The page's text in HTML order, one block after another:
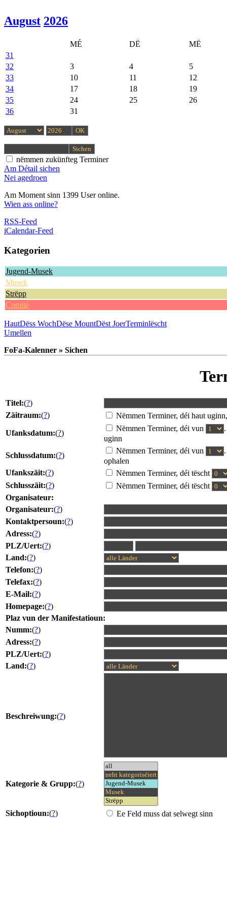
August 2026
MÉ DË
MË
31
32
3 4
5
33
10 11
12
34
17 18
19
35
24 25
26
36
31
nëmmen zukünfteg Terminer
Am Détail sichen
Nei agedroen
Am Moment sinn 1399 User online.
Wien ass online?
RSS-Feed
iCalendar-Feed
Kategorien
Jugend-Musek
Musek
Strëpp
Comité
HautDëss WochDëse MountDëst JoerTerminlëscht
Umellen
FoFa-Kalenner » Sichen
Titel:(?)
Zäitraum:(?)
Nëmmen Terminer, déi haut
Ufanksdatum:(?)
Nëmmen Terminer, déi vun
uginn
Schlussdatum:(?)
Nëmmen Terminer, déi vun
ophalen
Ufankszäit:(?)
Nëmmen Terminer, déi tëscht
Schlusszäit:(?)
Nëmmen Terminer, déi tëscht
Organisateur:
Organisateur:(?)
Kontaktpersoun:(?)
Adress:(?)
PLZ/Uert:(?)
Land:(?)
Telefon:(?)
Telefax:(?)
E-Mail:(?)
Homepage:(?)
Plaz vun der Manifestatioun:
Numm:(?)
Adress:(?)
PLZ/Uert:(?)
Land:(?)
Beschreiwung:(?)
Kategorie & Grupp:(?)
Sichoptioun:(?) Ee Feld muss dat selwegt sinn